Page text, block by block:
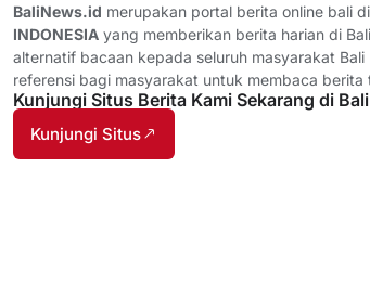
BaliNews.id merupakan portal berita online bali
INDONESIA yang memberikan berita harian di
alternatif bacaan kepada seluruh masyarakat
referensi bagi masyarakat untuk membaca berita
Kunjungi Situs Berita Kami Sekarang di
Kunjungi Situs